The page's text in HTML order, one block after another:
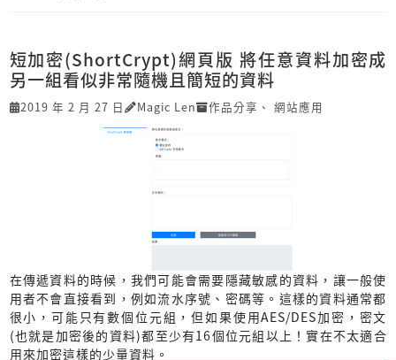
短加密(ShortCrypt)網頁版 將任意資料加密成
另一組看似非常隨機且簡短的資料
2019 年 2 月 27 日 Magic Len 作品分享 、 網站應用
在傳遞資料的時候，我們可能會需要隱藏敏感的資料，讓一般使
用者不會直接看到，例如流水序號、密碼等。這樣的資料通常都
很小，可能只有數個位元組，但如果使用AES/DES加密，密文
(也就是加密後的資料)都至少有16個位元組以上！實在不太適合
用來加密這樣的少量資料。